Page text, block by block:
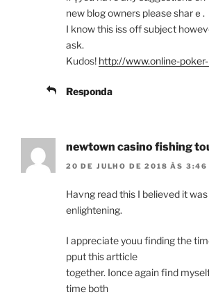
new blоg owners please sharｅ.
I know this iss off subject
ask.
Kudos! http://www.online-
Responda
newtown casino fishing
20 DE JULHO DE 2018 ÀS 3:46
Havng read this I believed it
enlightening.
I appreciate youu finding the
pput this artticle
together. Ionce again find
time both